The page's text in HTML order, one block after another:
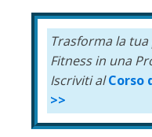
Trasforma la
Fitnessin una
Iscriviti al Corso
>>